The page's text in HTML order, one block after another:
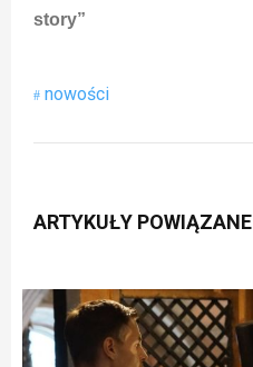
story”
nowości
ARTYKUŁY POWIĄZANE